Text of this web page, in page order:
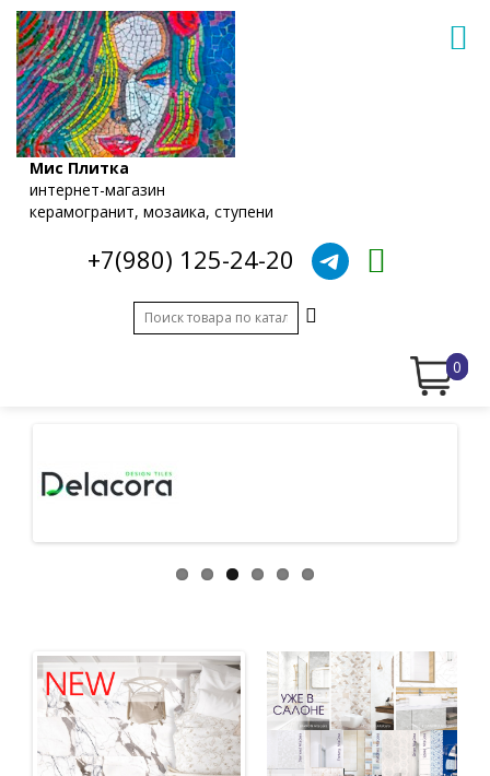
Мис Плитка
интернет-магазин
керамогранит, мозаика, ступени
+7(980) 125-24-20
0